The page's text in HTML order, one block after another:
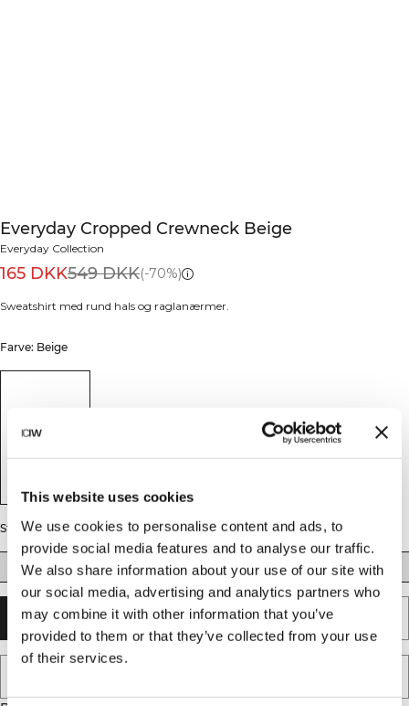
This website uses cookies
We use cookies to personalise content and ads, to
provide social media features and to analyse our traffic.
We also share information about your use of our site with
our social media, advertising and analytics partners who
may combine it with other information that you’ve
provided to them or that they’ve collected from your use
of their services.
Everyday Cropped Crewneck Beige
Everyday Collection
165 DKK549 DKK(-70%)
Sweatshirt med rund hals og raglanærmer.
Farve: Beige
Størrelse
XS S M L XL XXL
TILFØJ TIL KURV